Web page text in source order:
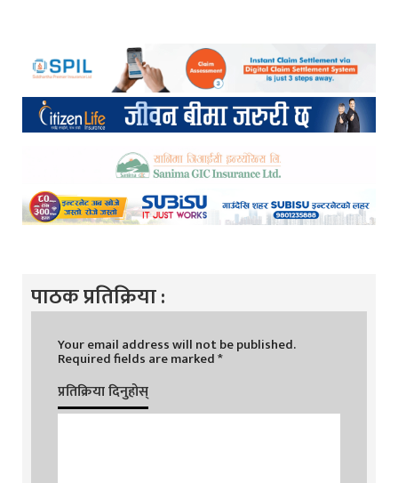
पाठक प्रतिक्रिया :
Your email address will not be published.
Required fields are marked*
प्रतिक्रिया दिनुहोस्